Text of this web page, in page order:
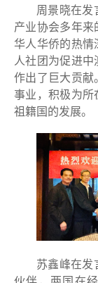
周景晓在
产业协会多年
华人华侨的热
人社团为促进
作出了巨大贡
事业，积极为
祖籍国的发展。
苏鑫峰在发